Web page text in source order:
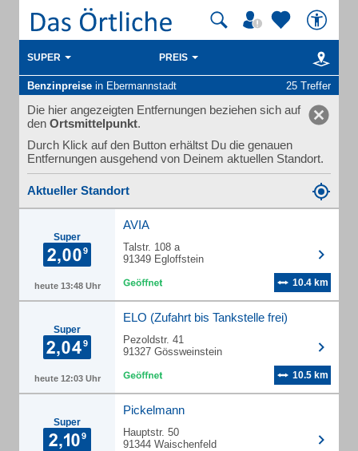
SUPER PREIS
Benzinpreise in Ebermannstadt 25 Treffer
Die hier angezeigten Entfernungen beziehen sich auf
den Ortsmittelpunkt.
Durch Klick auf den Button erhältst Du die genauen
Entfernungen ausgehend von Deinem aktuellen Standort.
Aktueller Standort
Super
heute 13:48 Uhr
AVIA
Talstr. 108 a
91349 Egloffstein
10.4 km
Super
heute 12:03 Uhr
ELO (Zufahrt bis Tankstelle frei)
Pezoldstr. 41
91327 Gössweinstein
10.5 km
Super
Pickelmann
Hauptstr. 50
91344 Waischenfeld